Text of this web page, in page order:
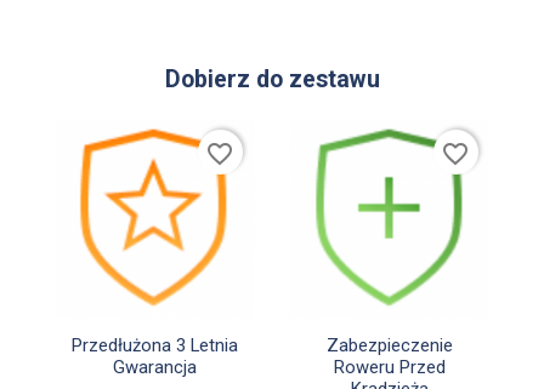
Dobierz do zestawu
Szybki podgląd
Przedłużona 3 Letnia
Gwarancja
favorite_border
Szybki podgląd
Zabezpieczenie
Roweru Przed
favorite_border